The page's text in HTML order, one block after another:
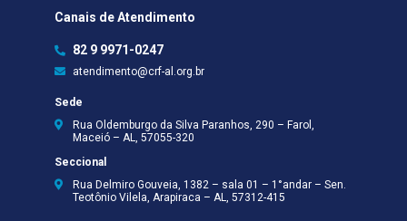
Canais de Atendimento
82 9 9971-0247
atendimento@crf-al.org.br
Sede
Rua Oldemburgo da Silva Paranhos, 290 – Farol,
Maceió – AL, 57055-320
Seccional
Rua Delmiro Gouveia, 1382 – sala 01 – 1°andar – Sen.
Teotônio Vilela, Arapiraca – AL, 57312-415